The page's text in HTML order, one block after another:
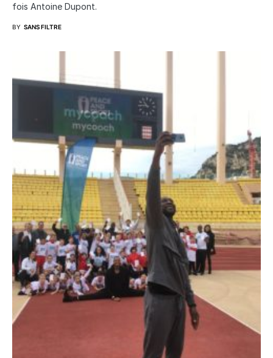
fois Antoine Dupont.
BY SANS FILTRE